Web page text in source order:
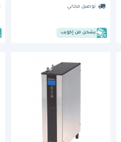
توصيل مجاني
يشحن من إكويب